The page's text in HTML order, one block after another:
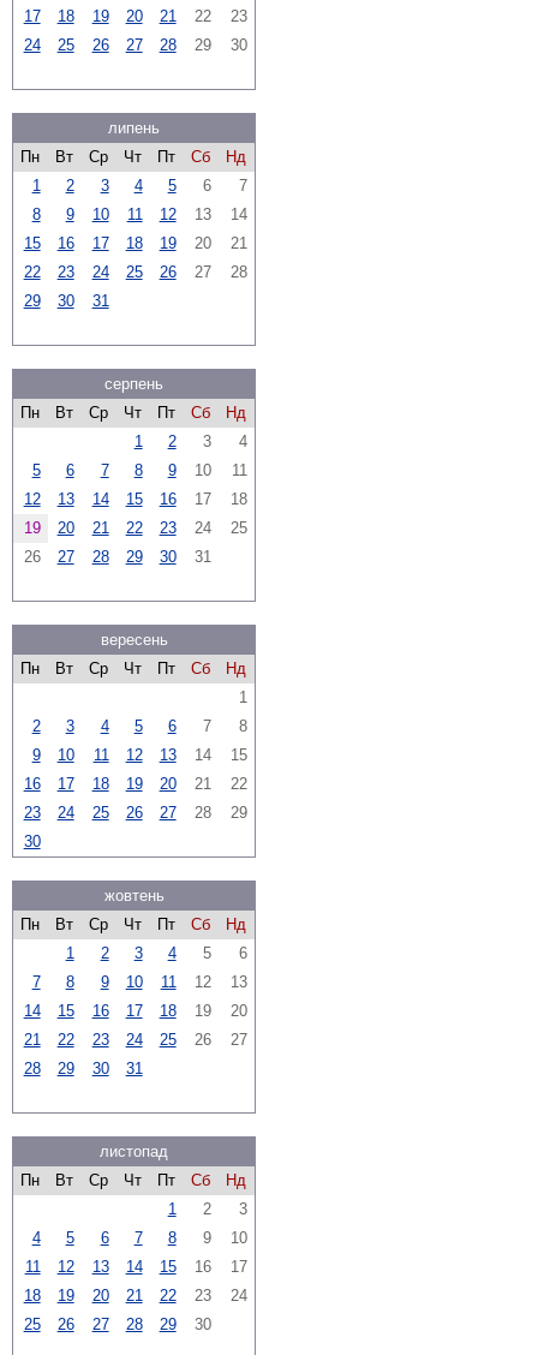
17
18 19 20 21 22
23
24
25 26 27 28 29 30
липень
Пн
Вт Ср Чт Пт Сб
Нд
1
2 3 4 5 6
7
8
9 10 11 12 13
14
15
16 17 18 19 20
21
22
23 24 25 26 27
28
29
30 31
серпень
Пн
Вт Ср Чт Пт Сб
Нд
1
2 3
4
5
6 7 8 9 10
11
12
13 14 15 16 17
18
19
20 21 22 23 24
25
26
27 28 29 30 31
вересень
Пн
Вт Ср Чт Пт Сб
Нд
1
2
3 4 5 6 7
8
9
10 11 12 13 14
15
16
17 18 19 20 21
22
23
24 25 26 27 28
29
30
жовтень
Пн
Вт Ср Чт Пт Сб
Нд
1
2 3 4 5
6
7
8 9 10 11 12
13
14
15 16 17 18 19
20
21
22 23 24 25 26
27
28
29 30 31
листопад
Пн
Вт Ср Чт Пт Сб
Нд
1
2
3
4
5 6 7 8 9
10
11
12 13 14 15 16
17
18
19 20 21 22 23
24
25
26 27 28 29 30